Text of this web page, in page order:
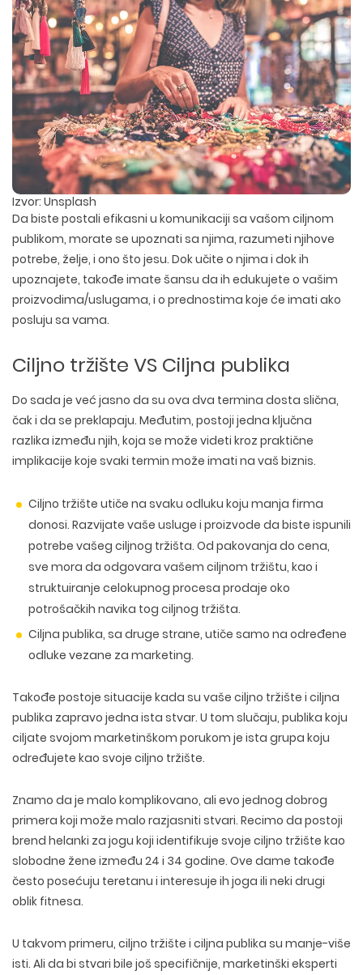
Izvor: Unsplash
Da biste postali efikasni u komunikaciji sa vašom ciljnom
publikom, morate se upoznati sa njima, razumeti njihove
potrebe, želje, i ono što jesu. Dok učite o njima i dok ih
upoznajete, takođe imate šansu da ih edukujete o vašim
proizvodima/uslugama, i o prednostima koje će imati ako
posluju sa vama.
Ciljno tržište VS Ciljna publika
Do sada je već jasno da su ova dva termina dosta slična,
čak i da se preklapaju. Međutim, postoji jedna ključna
razlika između njih, koja se može videti kroz praktične
implikacije koje svaki termin može imati na vaš biznis.
Ciljno tržište utiče na svaku odluku koju manja firma
donosi. Razvijate vaše usluge i proizvode da biste ispunili
potrebe vašeg ciljnog tržišta. Od pakovanja do cena,
sve mora da odgovara vašem ciljnom tržištu, kao i
struktuiranje celokupnog procesa prodaje oko
potrošačkih navika tog ciljnog tržišta.
Ciljna publika, sa druge strane, utiče samo na određene
odluke vezane za marketing.
Takođe postoje situacije kada su vaše ciljno tržište i ciljna
publika zapravo jedna ista stvar. U tom slučaju, publika koju
ciljate svojom marketinškom porukom je ista grupa koju
određujete kao svoje ciljno tržište.
Znamo da je malo komplikovano, ali evo jednog dobrog
primera koji može malo razjasniti stvari. Recimo da postoji
brend helanki za jogu koji identifikuje svoje ciljno tržište kao
slobodne žene između 24 i 34 godine. Ove dame takođe
često posećuju teretanu i interesuje ih joga ili neki drugi
oblik fitnesa.
U takvom primeru, ciljno tržište i ciljna publika su manje-više
isti. Ali da bi stvari bile još specifičnije, marketinški eksperti